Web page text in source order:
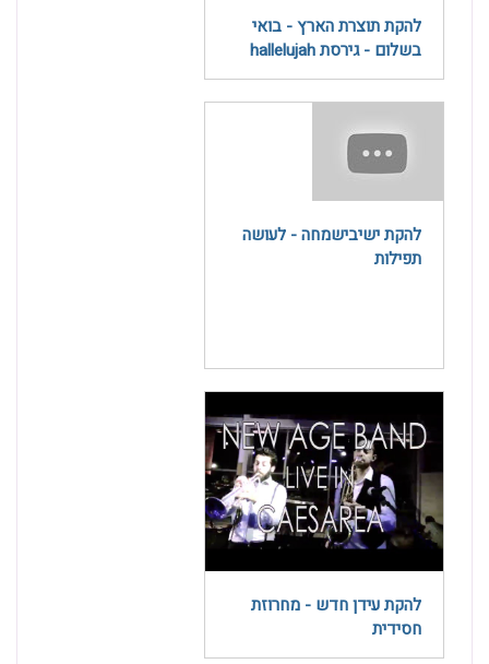
להקת תוצרת הארץ - בואי
בשלום - גירסת hallelujah
להקת ישיבישמחה - לעושה
תפילות
להקת עידן חדש - מחרוזת
חסידית